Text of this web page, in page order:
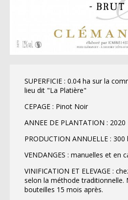
SUPERFICIE : 0.04 ha sur la
lieu dit "La Platière"
CEPAGE : Pinot Noir
ANNEE DE PLANTATION : 2020
PRODUCTION ANNUELLE :
VENDANGES : manuelles et en
VINIFICATION ET ELEVAGE :
selon la méthode traditionnelle.
bouteilles 15 mois après.